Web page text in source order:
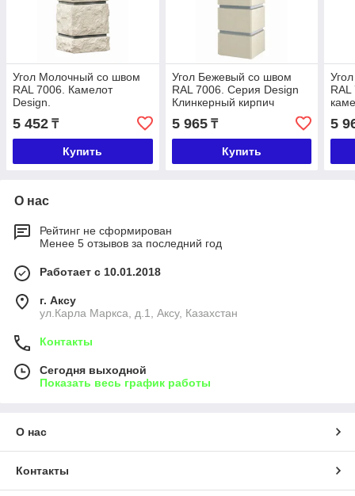
Угол Молочный со швом
RAL 7006. Камелот
Design.
5 452 ₸
Купить
Угол Бежевый со швом
RAL 7006. Серия Design
Клинкерный кирпич
5 965₸
Купить
5
О нас
Рейтинг не сформирован
Менее 5 отзывов за последний год
Работает с 10.01.2018
г. Аксу
ул.Карла Маркса, д.1, Аксу, Казахстан
Контакты
Сегодня выходной
Показать весь график работы
О нас
Контакты